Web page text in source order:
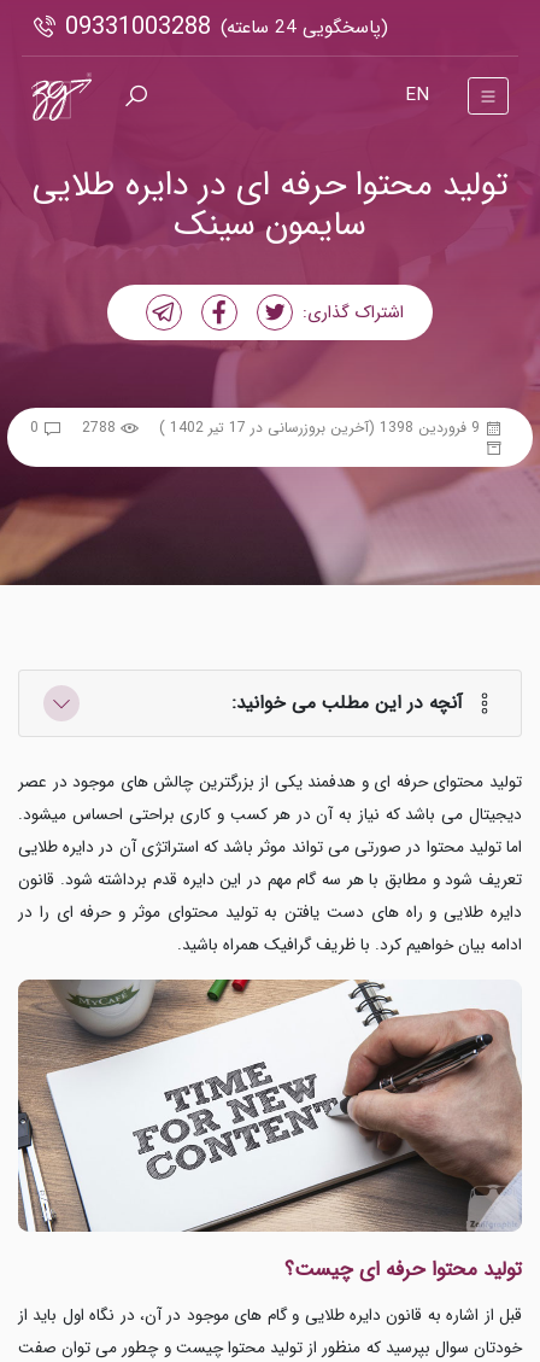
(پاسخگویی 24 ساعته) 09331003288
EN
تولید محتوا حرفه ای در دایره طلایی
سایمون سینک
اشتراک گذاری:
9 فروردین 1398 (آخرین بروزرسانی در 17 تیر 1402 ) 2788
0
آنچه در این مطلب می خوانید:
تولید محتوای حرفه ای و هدفمند یکی از بزرگترین چالش های موجود در عصر
دیجیتال می باشد که نیاز به آن در هر کسب و کاری براحتی احساس میشود.
اما تولید محتوا در صورتی می تواند موثر باشد که استراتژی آن در دایره طلایی
تعریف شود و مطابق با هر سه گام مهم در این دایره قدم برداشته شود. قانون
دایره طلایی و راه های دست یافتن به تولید محتوای موثر و حرفه ای را در
ادامه بیان خواهیم کرد. با ظریف گرافیک همراه باشید.
تولید محتوا حرفه ای چیست؟
قبل از اشاره به قانون دایره طلایی و گام های موجود در آن، در نگاه اول باید از
خودتان سوال بپرسید که منظور از تولید محتوا چیست و چطور می توان صفت